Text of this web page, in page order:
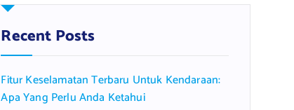
h
f
o
:
Recent Posts
Fitur Keselamatan Terbaru Untuk Kendaraan:
Apa Yang Perlu Anda Ketahui